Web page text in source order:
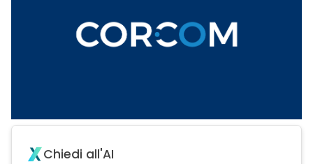
Chiedi all'AI